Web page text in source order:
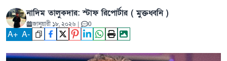
নাদিম তালুকদার: স্টাফ রিপোর্টার ( মুক্তধ্বনি )
জানুয়ারী ১৮, ২০২৬ | 0
A+ A-